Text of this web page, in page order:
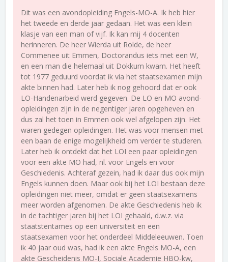
Dit was een avondopleiding Engels-MO-A. Ik heb hier
het tweede en derde jaar gedaan. Het was een klein
klasje van een man of vijf. Ik kan mij 4 docenten
herinneren. De heer Wierda uit Rolde, de heer
Commenee uit Emmen, Doctorandus iets met een W,
en een man die helemaal uit Dokkum kwam. Het heeft
tot 1977 geduurd voordat ik via het staatsexamen mijn
akte binnen had. Later heb ik nog gehoord dat er ook
LO-Handenarbeid werd gegeven. De LO en MO avond-
opleidingen zijn in de negentiger jaren opgeheven en
dus zal het toen in Emmen ook wel afgelopen zijn. Het
waren gedegen opleidingen. Het was voor mensen met
een baan de enige mogelijkheid om verder te studeren.
Later heb ik ontdekt dat het LOI een paar opleidingen
voor een akte MO had, nl. voor Engels en voor
Geschiedenis. Achteraf gezein, had ik daar dus ook mijn
Engels kunnen doen. Maar ook bij het LOI bestaan deze
opleidingen niet meer, omdat er geen staatsexamens
meer worden afgenomen. De akte Geschiedenis heb ik
in de tachtiger jaren bij het LOI gehaald, d.w.z. via
staatstentames op een universiteit en een
staatsexamen voor het onderdeel Middeleeuwen. Toen
ik 40 jaar oud was, had ik een akte Engels MO-A, een
akte Gescheidenis MO-I, Sociale Academie HBO-kw,